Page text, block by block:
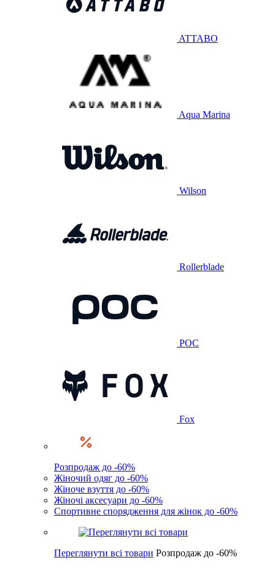
ATTABO
Aqua Marina
Wilson
Rollerblade
POC
Fox
Розпродаж до -60%
Жіночий одяг до -60%
Жіноче взуття до -60%
Жіночі аксесуари до -60%
Спортивне спорядження для жінок до -60%
Переглянути всі товари Розпродаж до -60%